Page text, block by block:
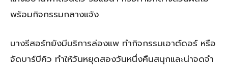
พร้อมกิจกรรมกลางแจ้ง
บางรีสอร์ทยังมีบริการล่องแพ ทำกิจกรรมเอาต์ดอร์ หรือ
จัดบาร์บีคิว ทำให้วันหยุดสองวันหนึ่งคืนสนุกและน่าจดจำ